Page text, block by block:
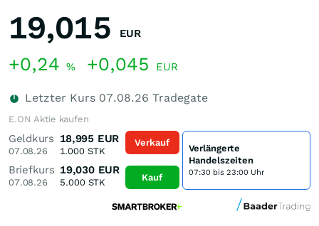
19,015 EUR
+0,24 % +0,045 EUR
Letzter Kurs 07.08.26 Tradegate
E.ON Aktie kaufen
Geldkurs
07.08.26
18,995 EUR
1.000STK
Briefkurs
07.08.26
19,030 EUR
5.000STK
Verkauf
Kauf
Verlängerte
Handelszeiten
07:30 bis 23:00 Uhr